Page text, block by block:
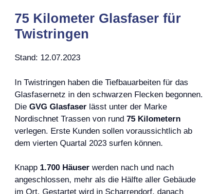
75 Kilometer Glasfaser für
Twistringen
Stand: 12.07.2023
In Twistringen haben die Tiefbauarbeiten für das
Glasfasernetz in den schwarzen Flecken begonnen.
Die GVG Glasfaser lässt unter der Marke
Nordischnet Trassen von rund 75 Kilometern
verlegen. Erste Kunden sollen voraussichtlich ab
dem vierten Quartal 2023 surfen können.
Knapp 1.700 Häuser werden nach und nach
angeschlossen, mehr als die Hälfte aller Gebäude
im Ort. Gestartet wird in Scharrendorf, danach